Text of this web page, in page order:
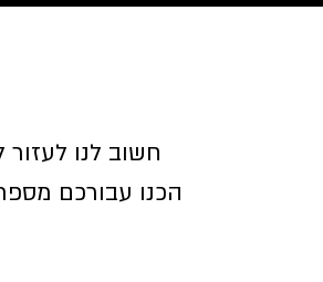
חשוב לנו
הכנו עבורכם